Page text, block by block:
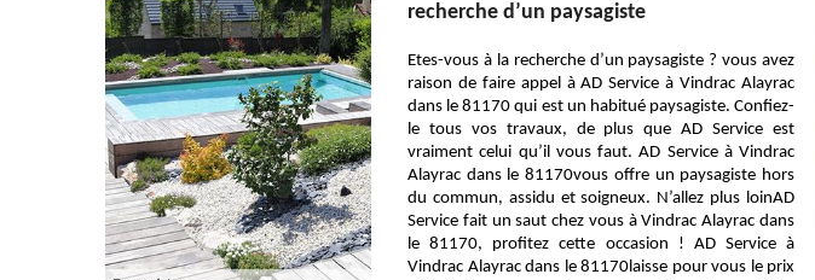
recherche d’un paysagiste
Etes-vous à la recherche d’un paysagiste ? vous avez
raison de faire appel à AD Service à Vindrac Alayrac
dans le 81170 qui est un habitué paysagiste. Confiez-
le tous vos travaux, de plus que AD Service est
vraiment celui qu’il vous faut. AD Service à Vindrac
Alayrac dans le 81170vous offre un paysagiste hors
du commun, assidu et soigneux. N’allez plus loinAD
Service fait un saut chez vous à Vindrac Alayrac dans
le 81170, profitez cette occasion ! AD Service à
Vindrac Alayrac dans le 81170laisse pour vous le prix